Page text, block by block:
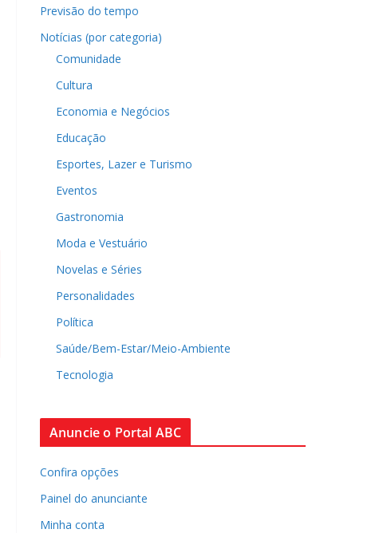
Previsão do tempo
Notícias (por categoria)
Comunidade
Cultura
Economia e Negócios
Educação
Esportes, Lazer e Turismo
Eventos
Gastronomia
Moda e Vestuário
Novelas e Séries
Personalidades
Política
Saúde/Bem-Estar/Meio-Ambiente
Tecnologia
Anuncie o Portal ABC
Confira opções
Painel do anunciante
Minha conta